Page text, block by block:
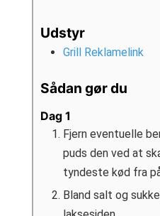
Udstyr
Grill Reklamelink
Sådan gør du
Dag 1
Fjern eventuelle
puds den ved at
tyndeste kød fra
Bland salt og